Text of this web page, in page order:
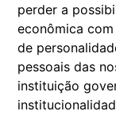
perder a
econômica
de
pessoais das
instituição